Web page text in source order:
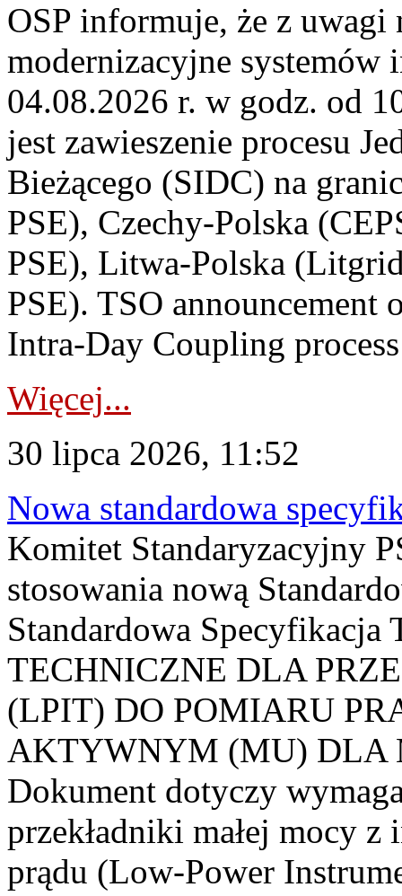
OSP informuje, że z uwagi
modernizacyjne
04.08.2026 r. w godz. od
jest zawieszenie procesu
Bieżącego (SIDC) na
PSE), Czechy-Polska
PSE), Litwa-Polska
PSE). TSO announcement
Intra-Day Coupling
Więcej...
30 lipca 2026, 11:52
Nowa standardowa
Komitet Standaryzacyjny
stosowania nową
Standardowa
TECHNICZNE DLA
(LPIT) DO POMIARU
AKTYWNYM (MU) DLA
Dokument dotyczy
przekładniki małej mocy
prądu (Low-Power